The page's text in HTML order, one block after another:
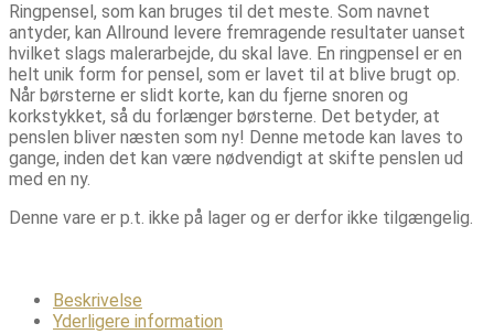
Ringpensel, som kan bruges til det meste. Som navnet
antyder, kan Allround levere fremragende resultater uanset
hvilket slags malerarbejde, du skal lave. En ringpensel er en
helt unik form for pensel, som er lavet til at blive brugt op.
Når børsterne er slidt korte, kan du fjerne snoren og
korkstykket, så du forlænger børsterne. Det betyder, at
penslen bliver næsten som ny! Denne metode kan laves to
gange, inden det kan være nødvendigt at skifte penslen ud
med en ny.
Denne vare er p.t. ikke på lager og er derfor ikke tilgængelig.
Beskrivelse
Yderligere information